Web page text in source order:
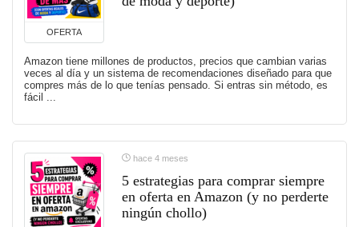
OFERTA
Amazon tiene millones de productos, precios que cambian varias
veces al día y un sistema de recomendaciones diseñado para que
compres más de lo que tenías pensado. Si entras sin método, es
fácil ...
hace 4 meses
5 estrategias para comprar siempre
en oferta en Amazon (y no perderte
ningún chollo)